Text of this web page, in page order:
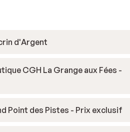
d'Argent
CGH La Grange aux Fées -
Point des Pistes - Prix exclusif